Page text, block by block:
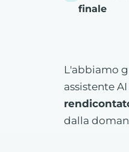
finale
L'abbiamo
assistente
dalla